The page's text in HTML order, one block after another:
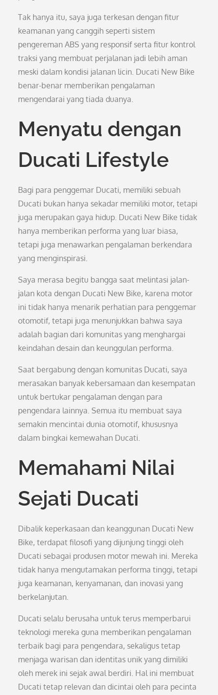
Tak hanya itu, saya juga terkesan dengan fitur
keamanan yang canggih seperti sistem
pengereman ABS yang responsif serta fitur kontrol
traksi yang membuat perjalanan jadi lebih aman
meski dalam kondisi jalanan licin. Ducati New Bike
benar-benar memberikan pengalaman
mengendarai yang tiada duanya.
Menyatu dengan
Ducati Lifestyle
Bagi para penggemar Ducati, memiliki sebuah
Ducati bukan hanya sekadar memiliki motor, tetapi
juga merupakan gaya hidup. Ducati New Bike tidak
hanya memberikan performa yang luar biasa,
tetapi juga menawarkan pengalaman berkendara
yang menginspirasi.
Saya merasa begitu bangga saat melintasi jalan-
jalan kota dengan Ducati New Bike, karena motor
ini tidak hanya menarik perhatian para penggemar
otomotif, tetapi juga menunjukkan bahwa saya
adalah bagian dari komunitas yang menghargai
keindahan desain dan keunggulan performa.
Saat bergabung dengan komunitas Ducati, saya
merasakan banyak kebersamaan dan kesempatan
untuk bertukar pengalaman dengan para
pengendara lainnya. Semua itu membuat saya
semakin mencintai dunia otomotif, khususnya
dalam bingkai kemewahan Ducati.
Memahami Nilai
Sejati Ducati
Dibalik keperkasaan dan keanggunan Ducati New
Bike, terdapat filosofi yang dijunjung tinggi oleh
Ducati sebagai produsen motor mewah ini. Mereka
tidak hanya mengutamakan performa tinggi, tetapi
juga keamanan, kenyamanan, dan inovasi yang
berkelanjutan.
Ducati selalu berusaha untuk terus memperbarui
teknologi mereka guna memberikan pengalaman
terbaik bagi para pengendara, sekaligus tetap
menjaga warisan dan identitas unik yang dimiliki
oleh merek ini sejak awal berdiri. Hal ini membuat
Ducati tetap relevan dan dicintai oleh para pecinta